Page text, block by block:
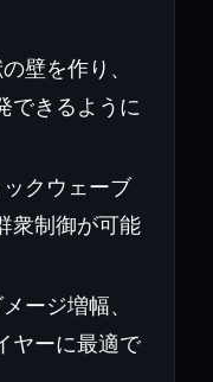
壁を作り、
できるように
クウェーブ
衆制御が可能
ージ増幅、
ヤーに最適で